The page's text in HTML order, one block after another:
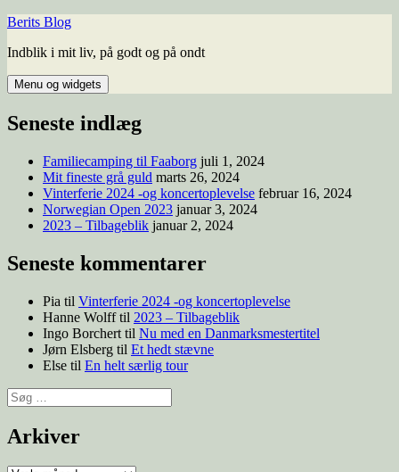
Hop
indhold
Berits Blog
Indblik i mit liv, på godt og på ondt
Menu og widgets
Seneste indlæg
Familiecamping til Faaborg juli 1, 2024
Mit fineste grå guld marts 26, 2024
Vinterferie 2024 -og koncertoplevelse februar 16, 2024
Norwegian Open 2023 januar 3, 2024
2023 – Tilbageblik januar 2, 2024
Seneste kommentarer
Pia til Vinterferie 2024 -og koncertoplevelse
Hanne Wolfftil 2023 – Tilbageblik
Ingo Borchert til Nu med en Danmarksmestertitel
Jørn Elsberg til Et hedt stævne
Else til En helt særlig tour
Søg
efter:
Arkiver